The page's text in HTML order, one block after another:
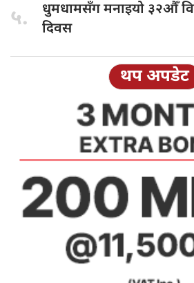
५. धुमधामसँग मनाइयो ३२औँ
दिवस
थप अपडेट